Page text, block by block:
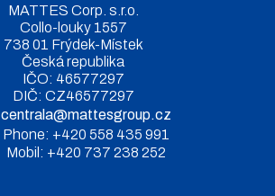
MATTES Corp. s.r.o.
Collo-louky 1557
738 01 Frýdek-Místek
Česká republika
IČO: 46577297
DIČ: CZ46577297
centrala@mattesgroup.cz
Phone: +420 558 435 991
Mobil: +420 737 238 252